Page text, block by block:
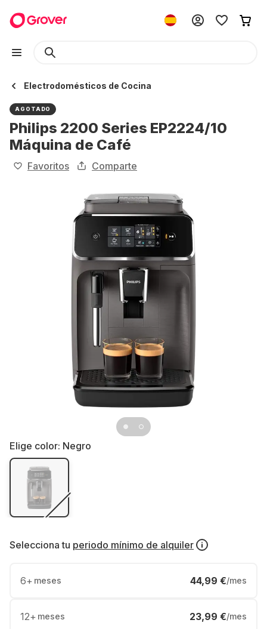
Electrodomésticos de Cocina
AGOTADO
Philips 2200 Series EP2224/10
Máquina de Café
Favoritos Comparte
Elige color: Negro
Selecciona tu periodo mínimo de alquiler
6+ meses 44,99 €/mes
12+ meses 23,99 €/mes